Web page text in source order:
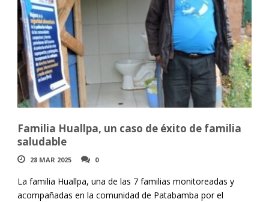
Familia Huallpa, un caso de éxito de familia
saludable
28 MAR 2025 0
La familia Huallpa, una de las 7 familias monitoreadas y
acompañadas en la comunidad de Patabamba por el